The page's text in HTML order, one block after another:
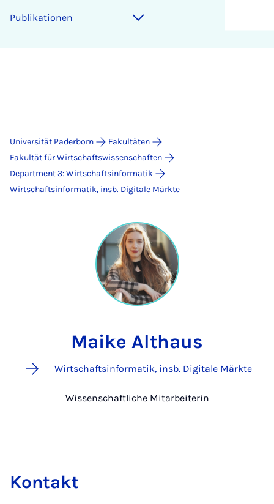
Publikationen
Universität Paderborn
Fakultäten
Fakultät für Wirtschaftswissenschaften
Department 3: Wirtschaftsinformatik
Wirtschaftsinformatik, insb. Digitale Märkte
Maike Althaus
Wirtschaftsinformatik, insb. Digitale Märkte
Wissenschaftliche Mitarbeiterin
Kontakt